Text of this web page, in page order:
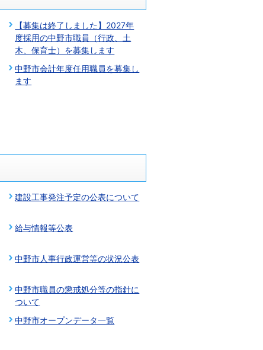
【募集は終了しました】2027年
度採用の中野市職員（行政、土
木、保育士）を募集します
中野市会計年度任用職員を募集し
ます
建設工事発注予定の公表について
給与情報等公表
中野市人事行政運営等の状況公表
中野市職員の懲戒処分等の指針に
ついて
中野市オープンデータ一覧